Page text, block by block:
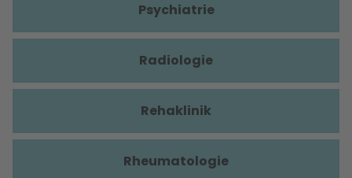
Psychiatrie
Radiologie
Rehaklinik
Rheumatologie